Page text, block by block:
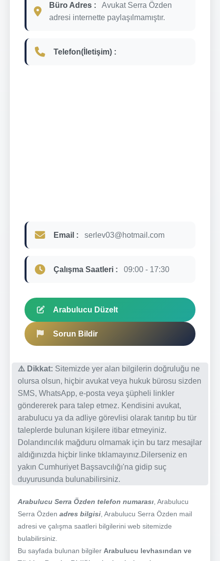
Büro Adres :
Avukat Serra Özden
adresi internette paylaşılmamıştır.
Telefon(İletişim) :
Email : serlev03@hotmail.com
Çalışma Saatleri : 09:00 - 17:30
Arabulucu Düzelt
Sorun Bildir
⚠️ Dikkat: Sitemizde yer alan bilgilerin doğruluğu ne
olursa olsun, hiçbir avukat veya hukuk bürosu sizden
SMS, WhatsApp, e-posta veya şüpheli linkler
göndererek para talep etmez. Kendisini avukat,
arabulucu ya da adliye görevlisi olarak tanıtıp bu tür
taleplerde bulunan kişilere itibar etmeyiniz.
Dolandırıcılık mağduru olmamak için bu tarz mesajlar
aldığınızda hiçbir linke tıklamayınız.Dilerseniz en
yakın Cumhuriyet Başsavcılığı'na gidip suç
duyurusunda bulunabilirsiniz.
Arabulucu Serra Özden telefon numarası , Arabulucu
Serra Özden adres bilgisi , Arabulucu Serra Özden mail
adresi ve çalışma saatleri bilgilerini web sitemizde
bulabilirsiniz.
Bu sayfada bulunan bilgiler Arabulucu levhasından ve